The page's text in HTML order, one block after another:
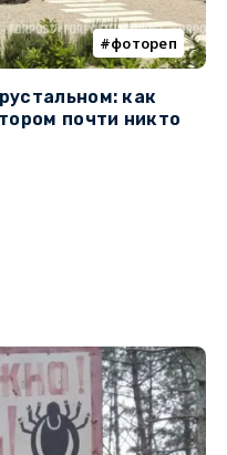
фотореп
как
почти никто